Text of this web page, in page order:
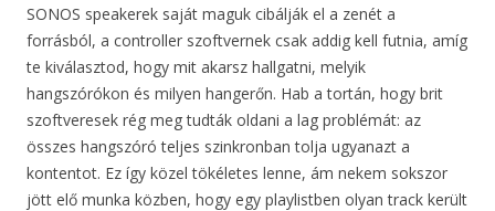
SONOS speakerek saját maguk cibálják el a zenét a
forrásból, a controller szoftvernek csak addig kell futnia, amíg
te kiválasztod, hogy mit akarsz hallgatni, melyik
hangszórókon és milyen hangerőn. Hab a tortán, hogy brit
szoftveresek rég meg tudták oldani a lag problémát: az
összes hangszóró teljes szinkronban tolja ugyanazt a
kontentot. Ez így közel tökéletes lenne, ám nekem sokszor
jött elő munka közben, hogy egy playlistben olyan track került